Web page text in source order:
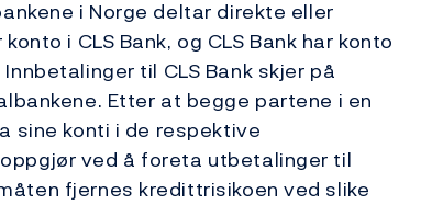
i Norge deltar direkte eller
i CLS Bank, og CLS Bank har konto
til CLS Bank skjer på
Etter at begge partene i en
sine konti i de respektive
ved å foreta utbetalinger til
fjernes kredittrisikoen ved slike